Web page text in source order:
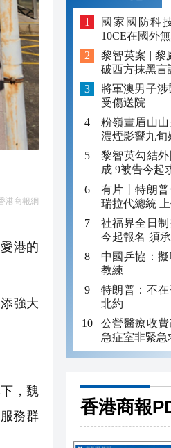
港商報網
港的
強大
，魏
務群
國家國防科
10CE在國外
黎智英案 | 黎
破西方抹黑言
將軍澳男子
受傷送院
粉嶺畫眉山
濃煙影響九旬
黎智英勾結
成 9被告今起
有片丨特朗
瑞拉代總統
社福界全日
今起報名 須
至少三年
中國乒協：
教練
特朗普：不
北約
公營醫療收
急症室非緊急
香港商報